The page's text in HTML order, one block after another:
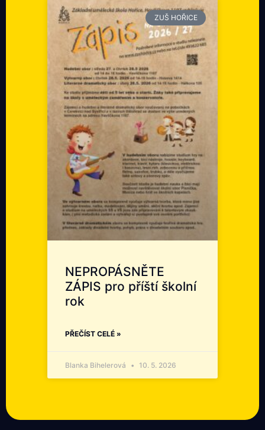
ZUŠ HOŘICE
NEPROPÁSNĚTE
ZÁPIS pro příští školní
rok
PŘEČÍST CELÉ »
Blanka Bihelerová 10. 5. 2026